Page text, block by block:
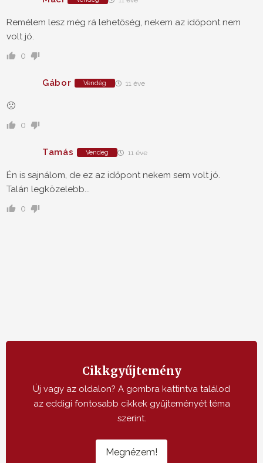
Remélem lesz még rá lehetőség, nekem az időpont nem
volt jó.
0
Gábor Vendég 11 éve
🙁
0
Tamás Vendég 11 éve
Én is sajnálom, de ez az időpont nekem sem volt jó.
Talán legközelebb...
0
Cikkgyűjtemény
Új vagy az oldalon? A gombra kattintva találod
az eddigi fontosabb cikkek gyűjteményét téma
szerint.
Megnézem!